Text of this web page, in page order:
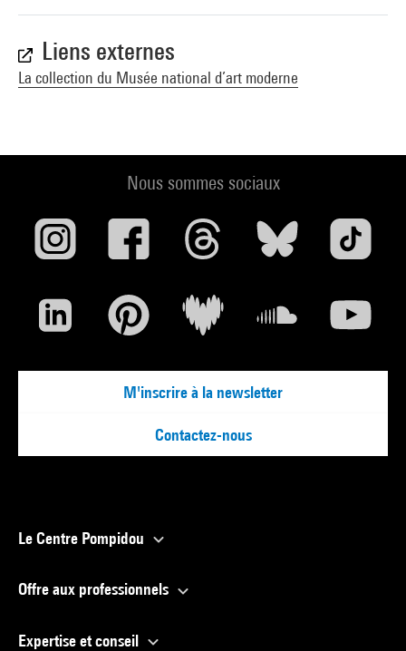
Liens externes
La collection du Musée national d’art moderne
Nous sommes sociaux
M'inscrire à la newsletter
Contactez-nous
Le Centre Pompidou
Offre aux professionnels
Expertise et conseil